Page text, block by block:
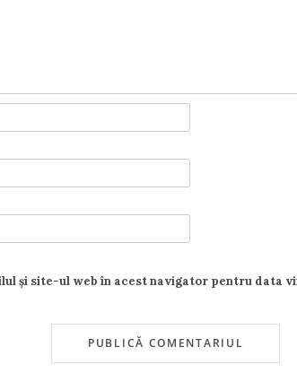
și site-ul web în acest navigator pentru data